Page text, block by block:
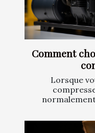
Comment
Lorsque